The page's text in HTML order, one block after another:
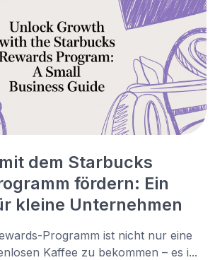
dem Starbucks
fördern: Ein
kleine Unternehmen
Programm ist nicht nur eine
Kaffee zu bekommen – es i...